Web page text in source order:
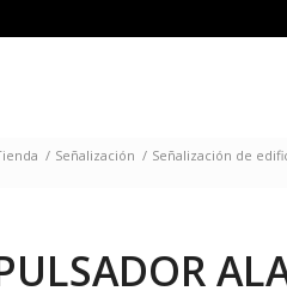
/ Señalización / Señalización de